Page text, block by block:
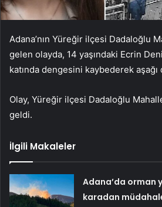
Adana’nın Yüreğir ilçesi Dadaloğlu
gelen olayda, 14 yaşındaki Ecrin
katında dengesini kaybederek aşağı
Olay, Yüreğir ilçesi Dadaloğlu
geldi.
İlgili Makaleler
Adana’da orman
karadan